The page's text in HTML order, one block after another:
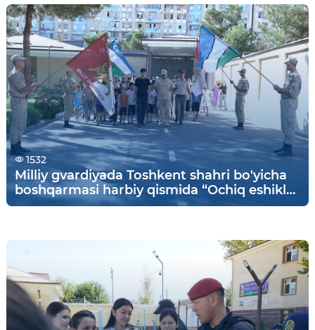
1532
Milliy gvardiyada Toshkent shahri bo'yicha
boshqarmasi harbiy qismida “Ochiq eshiklar
kuni”